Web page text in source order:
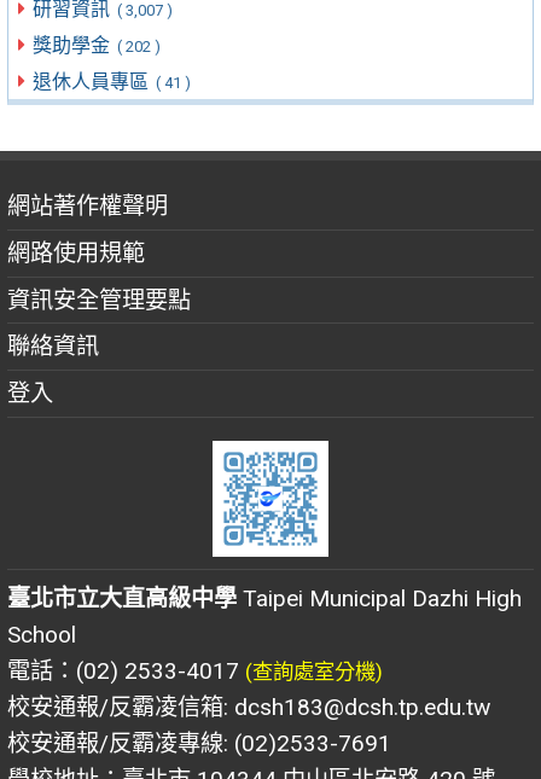
研習資訊 ( 3,007 )
獎助學金 ( 202 )
退休人員專區 ( 41 )
網站著作權聲明
網路使用規範
資訊安全管理要點
聯絡資訊
登入
臺北市立大直高級中學 Taipei Municipal Dazhi High
School
電話：(02) 2533-4017 (查詢處室分機)
校安通報/反霸凌信箱: dcsh183@dcsh.tp.edu.tw
校安通報/反霸凌專線: (02)2533-7691